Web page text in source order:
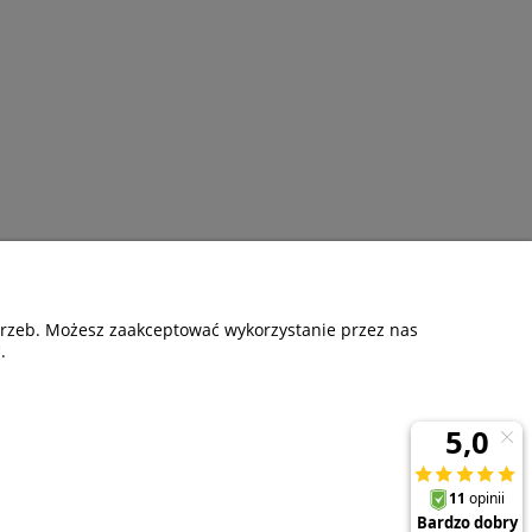
Możesz zaakceptować wykorzystanie przez nas